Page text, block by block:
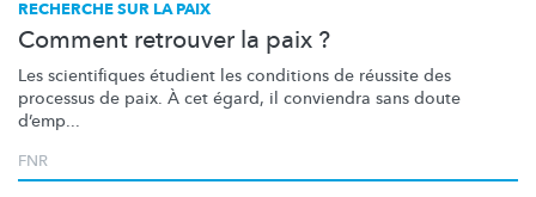
RECHERCHE SUR LA PAIX
Comment retrouver la paix ?
Les scientifiques étudient les conditions de réussite des
processus de paix. À cet égard, il conviendra sans doute
d’emp...
FNR